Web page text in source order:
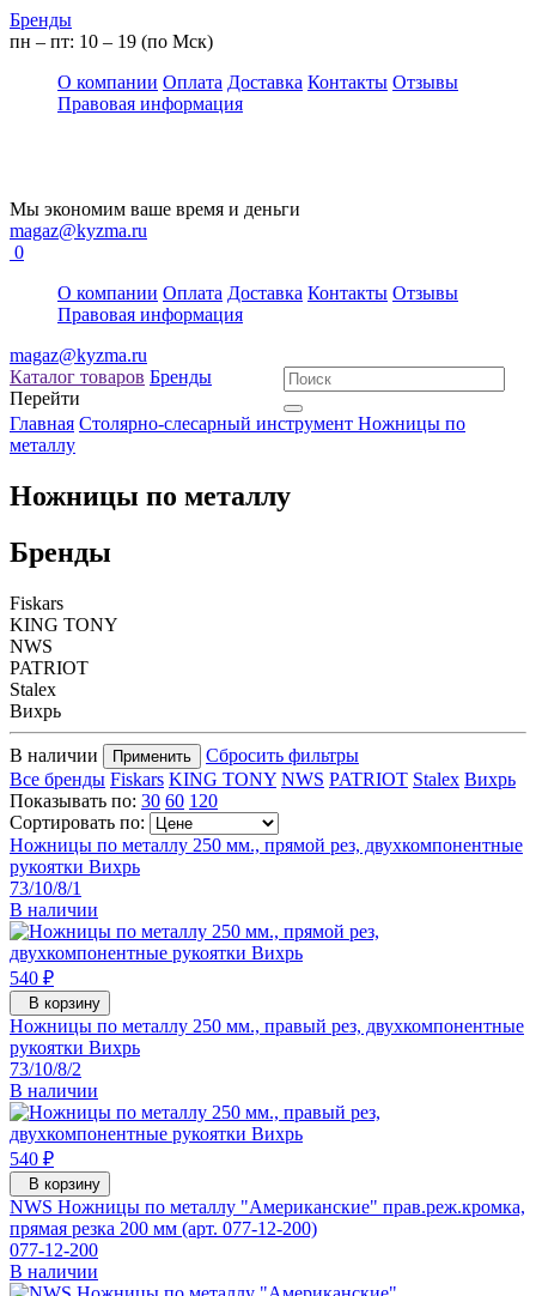
Бренды
пн – пт: 10 – 19 (по Мск)
О компании Оплата Доставка Контакты Отзывы
Правовая информация
Мы экономим ваше время и деньги
magaz@kyzma.ru
0
О компании Оплата Доставка Контакты Отзывы
Правовая информация
magaz@kyzma.ru
Каталог товаров Бренды
Перейти
Главная Столярно-слесарный инструмент Ножницы по
металлу
Ножницы по металлу
Бренды
Fiskars
KING TONY
NWS
PATRIOT
Stalex
Вихрь
В наличии Применить
Сбросить фильтры
Все бренды Fiskars KING TONY NWS PATRIOT Stalex Вихрь
Показывать по: 30 60 120
Сортировать по:
Ножницы по металлу 250 мм., прямой рез, двухкомпонентные
рукоятки Вихрь
73/10/8/1
В наличии
540 ₽
В корзину
Ножницы по металлу 250 мм., правый рез, двухкомпонентные
рукоятки Вихрь
73/10/8/2
В наличии
540 ₽
В корзину
NWS Ножницы по металлу "Американские" прав.реж.кромка,
прямая резка 200 мм (арт. 077-12-200)
077-12-200
В наличии